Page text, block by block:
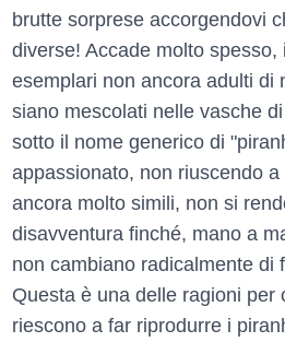
brutte sorprese accorgendovi
diverse! Accade molto spesso,
esemplari non ancora adulti di
siano mescolati nelle vasche
sotto il nome generico di
appassionato, non riuscendo
ancora molto simili, non si
disavventura finché, mano a
non cambiano radicalmente di
Questa è una delle ragioni per
riescono a far riprodurre i